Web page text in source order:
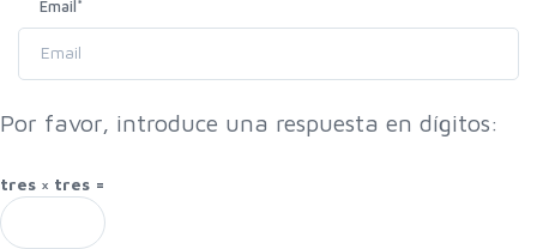
Email*
Por favor, introduce una respuesta en dígitos:
tres × tres =